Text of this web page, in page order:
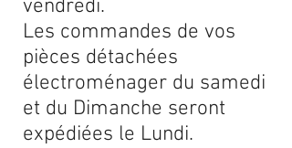
vendredi.
Les commandes de vos
pièces détachées
électroménager du samedi
et du Dimanche seront
expédiées le Lundi.